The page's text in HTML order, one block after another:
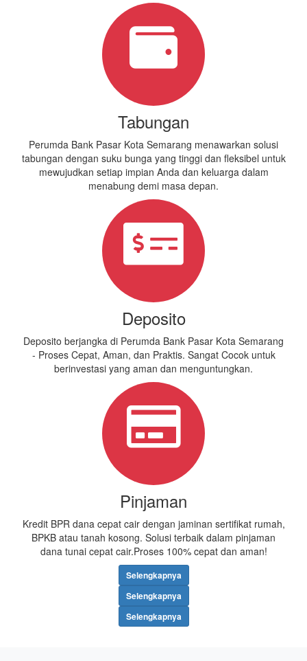
Tabungan
Perumda Bank Pasar Kota Semarang menawarkan solusi
tabungan dengan suku bunga yang tinggi dan fleksibel untuk
mewujudkan setiap impian Anda dan keluarga dalam
menabung demi masa depan.
Deposito
Deposito berjangka di Perumda Bank Pasar Kota Semarang
- Proses Cepat, Aman, dan Praktis. Sangat Cocok untuk
berinvestasi yang aman dan menguntungkan.
Pinjaman
Kredit BPR dana cepat cair dengan jaminan sertifikat rumah,
BPKB atau tanah kosong. Solusi terbaik dalam pinjaman
dana tunai cepat cair.Proses 100% cepat dan aman!
Selengkapnya
Selengkapnya
Selengkapnya